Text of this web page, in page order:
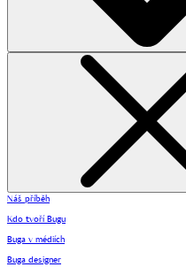
Náš příběh
Kdo tvoří Bugu
Buga v médiích
Buga designer